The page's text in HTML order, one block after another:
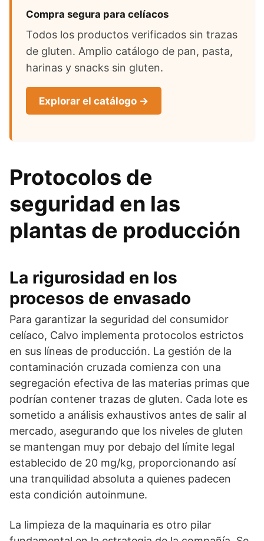
Compra segura para celíacos
Todos los productos verificados sin trazas
de gluten. Amplio catálogo de pan, pasta,
harinas y snacks sin gluten.
Explorar el catálogo →
Protocolos de
seguridad en las
plantas de producción
La rigurosidad en los
procesos de envasado
Para garantizar la seguridad del consumidor
celíaco, Calvo implementa protocolos estrictos
en sus líneas de producción. La gestión de la
contaminación cruzada comienza con una
segregación efectiva de las materias primas que
podrían contener trazas de gluten. Cada lote es
sometido a análisis exhaustivos antes de salir al
mercado, asegurando que los niveles de gluten
se mantengan muy por debajo del límite legal
establecido de 20 mg/kg, proporcionando así
una tranquilidad absoluta a quienes padecen
esta condición autoinmune.
La limpieza de la maquinaria es otro pilar